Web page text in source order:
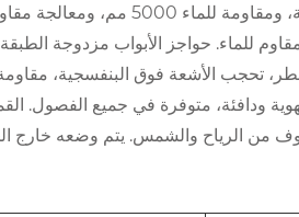
من جميع الجوانب، ومقاومة
5000 مم، وطلاء مقاوم للماء. حواجز
تحجب الأشعة فوق البنفسجية،
ودافئة، متوفرة في جميع
الرياح والشمس. يتم وضعه خارج